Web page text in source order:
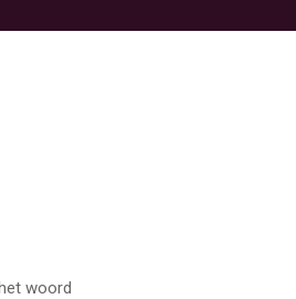
woord